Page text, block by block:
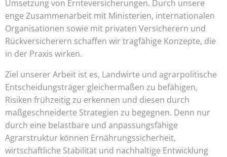
Umsetzung von Ernteversicherungen. Durch unsere
enge Zusammenarbeit mit Ministerien, internationalen
Organisationen sowie mit privaten Versicherern und
Rückversicherern schaffen wir tragfähige Konzepte, die
in der Praxis wirken.
Ziel unserer Arbeit ist es, Landwirte und agrarpolitische
Entscheidungsträger gleichermaßen zu befähigen,
Risiken frühzeitig zu erkennen und diesen durch
maßgeschneiderte Strategien zu begegnen. Denn nur
durch eine belastbare und anpassungsfähige
Agrarstruktur können Ernährungssicherheit,
wirtschaftliche Stabilität und nachhaltige Entwicklung